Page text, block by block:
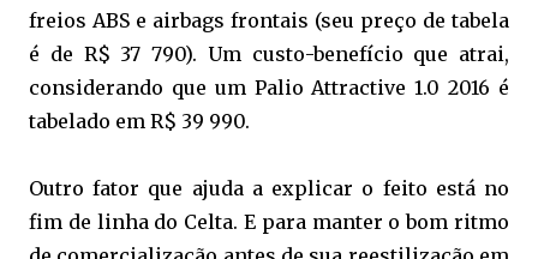
freios ABS e airbags frontais (seu preço de tabela
é de R$ 37 790). Um custo-benefício que atrai,
considerando que um Palio Attractive 1.0 2016 é
tabelado em R$ 39 990.
Outro fator que ajuda a explicar o feito está no
fim de linha do Celta. E para manter o bom ritmo